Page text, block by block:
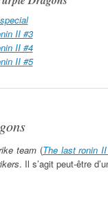
II #3
II #4
II #5
team(The last ronin
. Il s’agit peut-être